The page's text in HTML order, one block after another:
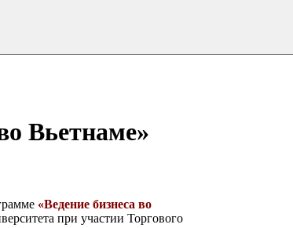
Вьетнаме»
«Ведение бизнеса во
при участии Торгового